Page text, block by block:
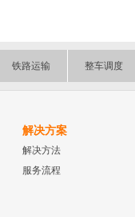
铁路运输 整车调度
解决方案
解决方法
服务流程